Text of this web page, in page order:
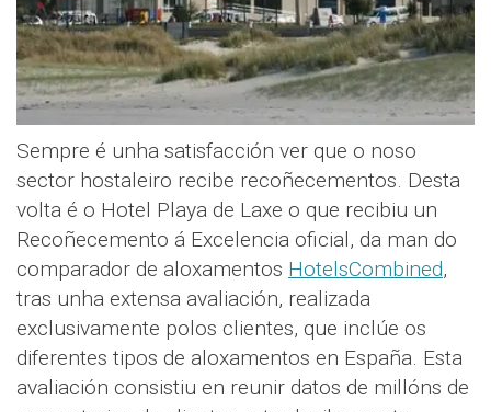
Sempre é unha satisfacción ver que o noso
sector hostaleiro recibe recoñecementos. Desta
volta é o Hotel Playa de Laxe o que recibiu un
Recoñecemento á Excelencia oficial, da man do
comparador de aloxamentos HotelsCombined,
tras unha extensa avaliación, realizada
exclusivamente polos clientes, que inclúe os
diferentes tipos de aloxamentos en España. Esta
avaliación consistiu en reunir datos de millóns de